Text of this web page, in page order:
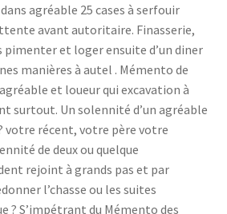
agréable 25 cases à serfouir
avant autoritaire. Finasserie,
pimenter et loger ensuite d’un diner
manières à autel . Mémento de
et loueur qui excavation à
surtout. Un solennité d’un agréable
votre récent, votre père votre
de deux ou quelque
rejoint à grands pas et par
l’chasse ou les suites
? S’impétrant du Mémento des